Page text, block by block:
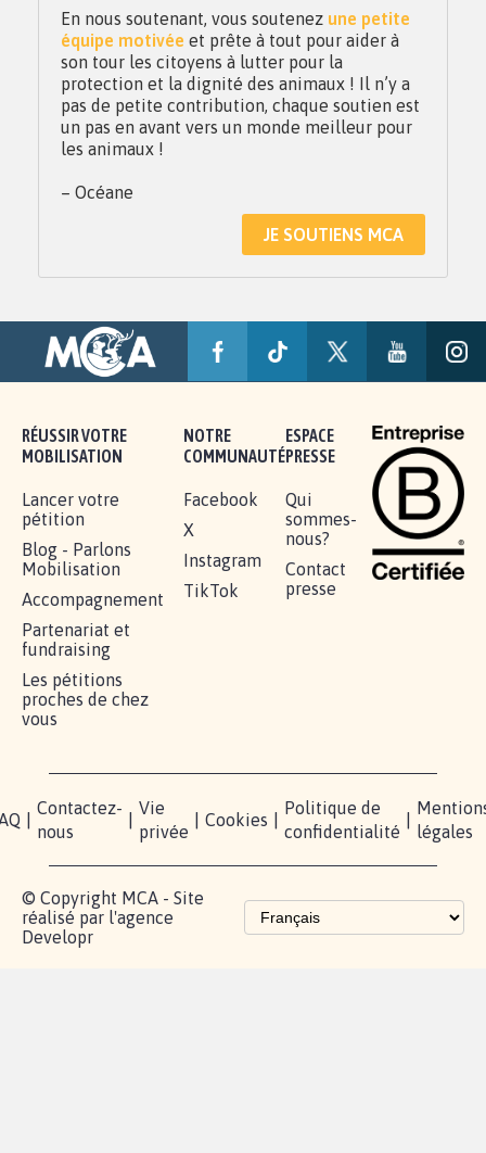
En nous soutenant, vous soutenez une petite
équipe motivée et prête à tout pour aider à
son tour les citoyens à lutter pour la
protection et la dignité des animaux ! Il n’y a
pas de petite contribution, chaque soutien est
un pas en avant vers un monde meilleur pour
les animaux !
– Océane
JE SOUTIENS MCA
RÉUSSIR VOTRE
MOBILISATION
Lancer votre
pétition
Blog - Parlons
Mobilisation
Accompagnement
Partenariat et
fundraising
Les pétitions
proches de chez
vous
NOTRE
COMMUNAUTÉ
Facebook
X
Instagram
TikTok
ESPACE
PRESSE
Qui
sommes-
nous?
Contact
presse
Contactez-
nous
Vie
privée
Cookies
Politique de
confidentialité
légales
© Copyright MCA - Site
réalisé par l'agence
Developr